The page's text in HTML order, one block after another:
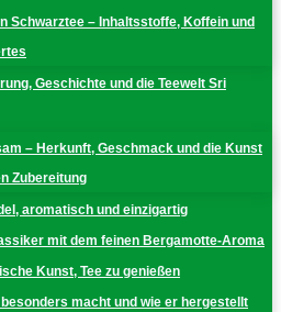
Schwarztee – Inhaltsstoffe, Koffein und
Geschichte und die Teewelt Sri
– Herkunft, Geschmack und die Kunst
Zubereitung
aromatisch und einzigartig
mit dem feinen Bergamotte-Aroma
Kunst, Tee zu genießen
macht und wie er hergestellt